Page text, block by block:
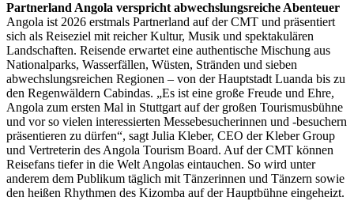
Partnerland Angola verspricht abwechslungsreiche Abenteuer
Angola ist 2026 erstmals Partnerland auf der CMT und präsentiert
sich als Reiseziel mit reicher Kultur, Musik und spektakulären
Landschaften. Reisende erwartet eine authentische Mischung aus
Nationalparks, Wasserfällen, Wüsten, Stränden und sieben
abwechslungsreichen Regionen – von der Hauptstadt Luanda bis zu
den Regenwäldern Cabindas. „Es ist eine große Freude und Ehre,
Angola zum ersten Mal in Stuttgart auf der großen Tourismusbühne
und vor so vielen interessierten Messebesucherinnen und -besuchern
präsentieren zu dürfen“, sagt Julia Kleber, CEO der Kleber Group
und Vertreterin des Angola Tourism Board. Auf der CMT können
Reisefans tiefer in die Welt Angolas eintauchen. So wird unter
anderem dem Publikum täglich mit Tänzerinnen und Tänzern sowie
den heißen Rhythmen des Kizomba auf der Hauptbühne eingeheizt.